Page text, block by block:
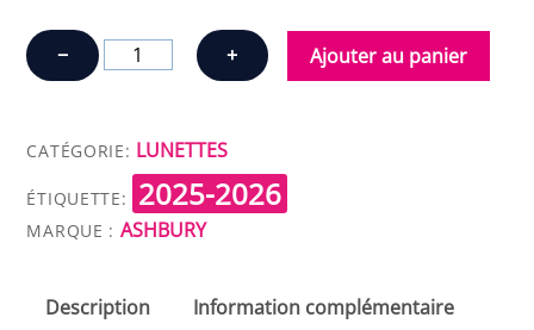
−
quantité
de
BLACKBIRD
+ Ajouter au panier
CATÉGORIE: LUNETTES
ÉTIQUETTE: 2025-2026
MARQUE : ASHBURY
Description Information complémentaire